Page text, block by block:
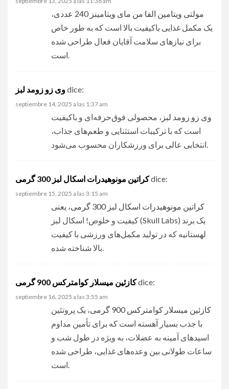
مولتی ویتامین الفا من مای ویتامینز 240 عددی
،
یک مکمل غذایی باکیفیت بالا است که به طور خاص
برای نیازهای سلامت آقایان فعال طراحی شده
است.
وی زو زومد لبزdice:
septiembre 14, 2025 a las 1:37 am
وی زو زومد لبز ، محصولی فوق‌حرفه‌ای و باکیفیت
است که با ترکیبات استثنایی و طعم‌های جذاب،
انتخابی عالی برای ورزشکاران محسوب می‌شود.
کراتین مونوهیدرات اسکال لبز 300 گرمیdice:
septiembre 15, 2025 a las 3:15 am
کراتین مونوهیدرات اسکال لبز 300 گرمی
، یعنی
کیفیت و خلوص! اسکال لبز (Skull Labs) یک برند
لهستانیه که در تولید مکمل‌های ورزشی با کیفیت
بالا شناخته شده.
کازئین میسلار کوامترکس 900 گرمیdice:
septiembre 16, 2025 a las 3:55 am
کازئین میسلار کوامترکس 900 گرمی
، یک پروتئین
با جذب بسیار آهسته است که برای تأمین مداوم
اسیدهای آمینه به عضلات، به ویژه در طول شب و
ساعات طولانی بین وعده‌های غذایی، طراحی شده
است.